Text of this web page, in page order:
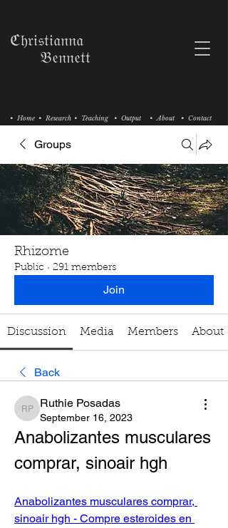
• Research • Teaching
• Home • Output • About • Contact
ℭ𝔥𝔯𝔦𝔰𝔱𝔦𝔞𝔫𝔫𝔞
𝔅𝔢𝔫𝔫𝔢𝔱𝔱
Groups
Rhizome
Public · 291 members
Join
Discussion Media Members About
Back
Ruthie Posadas
Ruthie Posadas
September 16, 2023
Anabolizantes musculares
comprar, sinoair hgh
Anabolizantes musculares comprar,
sinoair hgh - Compre esteroides en